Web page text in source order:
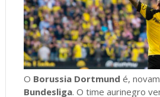
O Borussia Dortmund é,
Bundesliga. O time aurinegro